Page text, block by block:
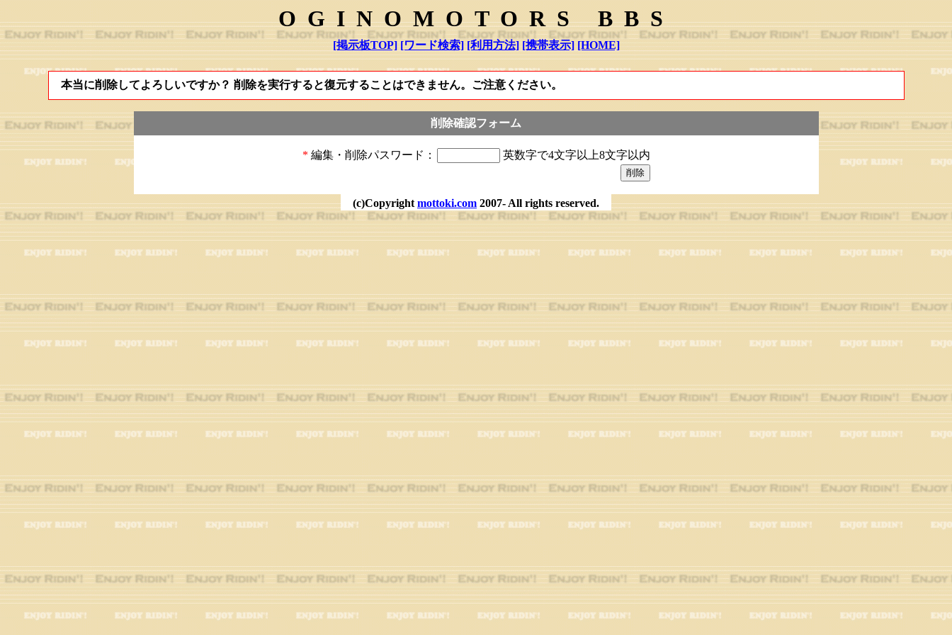
OGINOMOTORS BBS
[掲示板TOP] [ワード検索] [利用方法] [携帯表示] [HOME]
本当に削除してよろしいですか？ 削除を実行すると復元することはできません。ご注意ください。
削除確認フォーム
* 編集・削除パスワード： 英数字で4文字以上8文字以内
(c)Copyright mottoki.com 2007- All rights reserved.